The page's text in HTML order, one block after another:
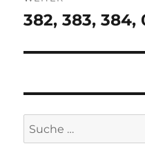
Nächster
382, 383, 384,
Suche
nach: